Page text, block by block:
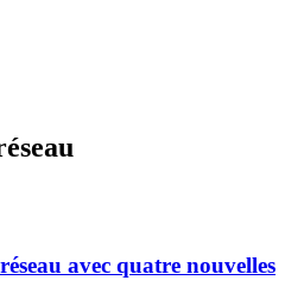
avec quatre nouvelles